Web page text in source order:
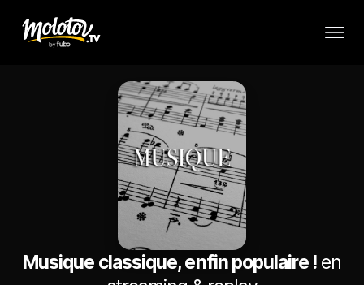
Musique classique, enfin populaire !en